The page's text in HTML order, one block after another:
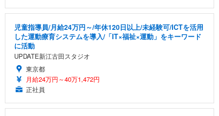
児童指導員/月給24万円～/年休120日以上/未経験可/ICTを活用
した運動療育システムを導入/「IT×福祉×運動」をキーワード
に活動
UPDATE新江古田スタジオ
東京都
月給24万円～40万1,472円
正社員